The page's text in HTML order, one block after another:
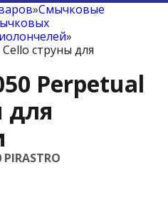
»Смычковые
»
струны для
Perpetual
для